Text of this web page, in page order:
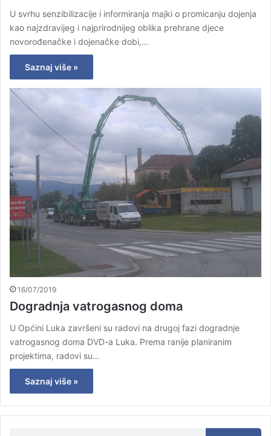
U svrhu senzibilizacije i informiranja majki o promicanju dojenja
kao najzdravijeg i najprirodnijeg oblika prehrane djece
novorođenačke i dojenačke dobi,…
Saznaj više »
16/07/2019
Dogradnja vatrogasnog doma
U Općini Luka završeni su radovi na drugoj fazi dogradnje
vatrogasnog doma DVD-a Luka. Prema ranije planiranim
projektima, radovi su…
Saznaj više »